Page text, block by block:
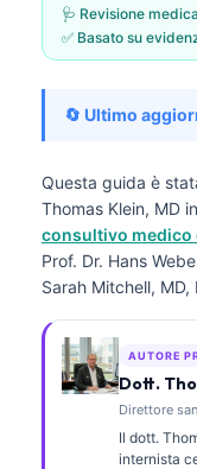
🩺 Revisione
✅ Basato su
🔄 Ultimo
Questa guida è
Thomas Klein, MD
consultivo medico
Prof. Dr. Hans
Sarah Mitchell, MD,
AUTORE
Dott.
Direttore
Il dott.
internista